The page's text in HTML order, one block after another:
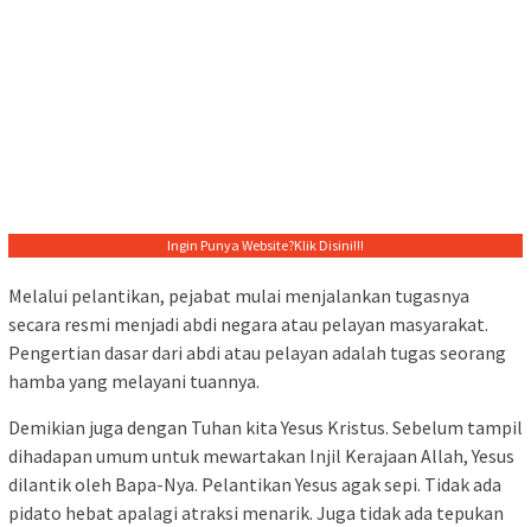
Ingin Punya Website?Klik Disini!!!
Melalui pelantikan, pejabat mulai menjalankan tugasnya
secara resmi menjadi abdi negara atau pelayan masyarakat.
Pengertian dasar dari abdi atau pelayan adalah tugas seorang
hamba yang melayani tuannya.
Demikian juga dengan Tuhan kita Yesus Kristus. Sebelum tampil
dihadapan umum untuk mewartakan Injil Kerajaan Allah, Yesus
dilantik oleh Bapa-Nya. Pelantikan Yesus agak sepi. Tidak ada
pidato hebat apalagi atraksi menarik. Juga tidak ada tepukan